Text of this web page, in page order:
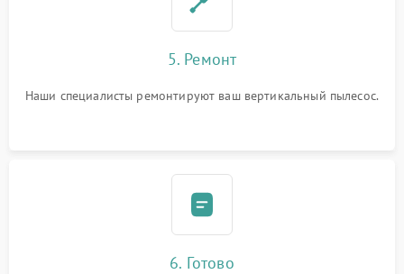
5. Ремонт
Наши специалисты ремонтируют ваш вертикальный пылесос.
6. Готово